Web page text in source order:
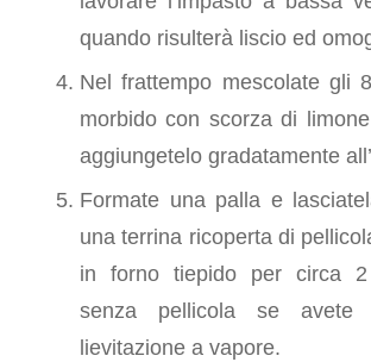
quando risulterà liscio ed
Nel frattempo mescolate gli
morbido con scorza di
aggiungetelo gradatamente
Formate una palla e
una terrina ricoperta di
in forno tiepido per circa
senza pellicola se avete
lievitazione a vapore.